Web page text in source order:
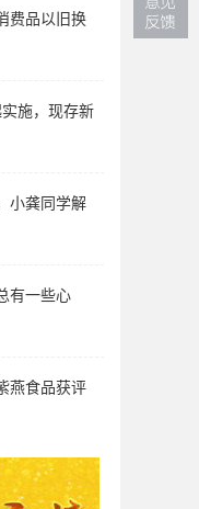
费品以旧换
施，现存新
小龚同学解
有一些心
燕食品获评